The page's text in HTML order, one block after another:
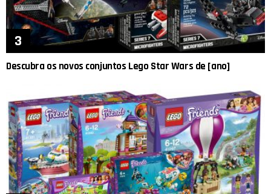
Descubra os novos conjuntos Lego Star Wars de [ano]